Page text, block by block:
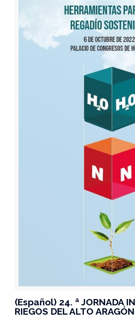
(Español) 24. ª JORNADA
RIEGOS DEL ALTO ARAGÓN